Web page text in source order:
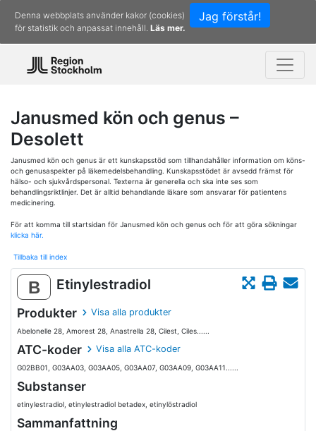
Jag förstår!
Denna webbplats använder kakor (cookies)
för statistik och anpassat innehåll. Läs mer.
Janusmed kön och genus –
Desolett
Janusmed kön och genus är ett kunskapsstöd som tillhandahåller information om köns-
och genusaspekter på läkemedelsbehandling. Kunskapsstödet är avsedd främst för
hälso- och sjukvårdspersonal. Texterna är generella och ska inte ses som
behandlingsriktlinjer. Det är alltid behandlande läkare som ansvarar för patientens
medicinering.
För att komma till startsidan för Janusmed kön och genus och för att göra sökningar
klicka här.
Tillbaka till index
B Etinylestradiol
Produkter Visa alla produkter
Abelonelle 28, Amorest 28, Anastrella 28, Cilest, Ciles......
ATC-koder Visa alla ATC-koder
G02BB01, G03AA03, G03AA05, G03AA07, G03AA09, G03AA11......
Substanser
etinylestradiol, etinylestradiol betadex, etinylöstradiol
Sammanfattning